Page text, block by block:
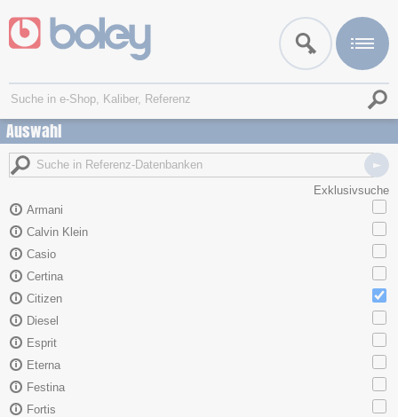
Auswahl
Exklusivsuche
Armani
Calvin Klein
Casio
Certina
Citizen
Diesel
Esprit
Eterna
Festina
Fortis